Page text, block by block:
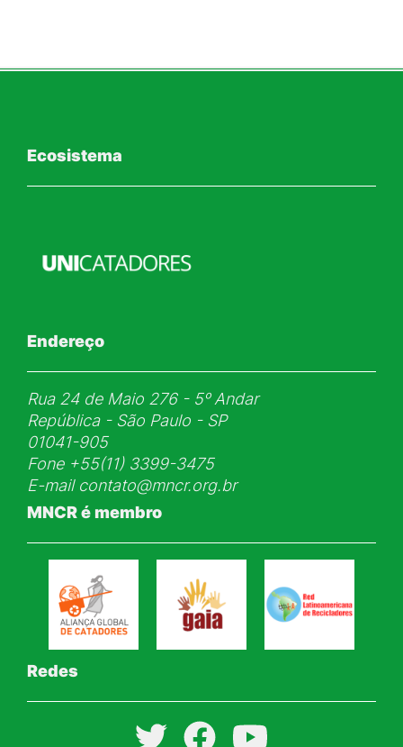
Ecosistema
Endereço
Rua 24 de Maio 276 - 5ᵒ Andar
República - São Paulo - SP
01041-905
Fone+55(11) 3399-3475
E-mail contato@mncr.org.br
MNCR é membro
Redes